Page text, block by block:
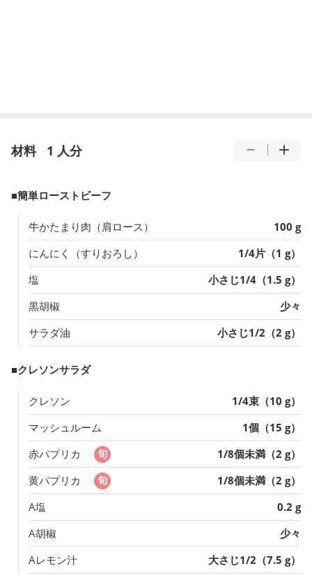
材料 1 人分
■簡単ローストビーフ
牛かたまり肉（肩ロース）
100 g
にんにく（すりおろし）
1/4片（1 g）
塩
小さじ1/4（1.5 g）
黒胡椒
少々
サラダ油
小さじ1/2（2 g）
■クレソンサラダ
クレソン
1/4束（10 g）
マッシュルーム
1個（15 g）
赤パプリカ
1/8個未満（2 g）
黄パプリカ
1/8個未満（2 g）
A塩
0.2 g
A胡椒
少々
Aレモン汁
大さじ1/2（7.5 g）